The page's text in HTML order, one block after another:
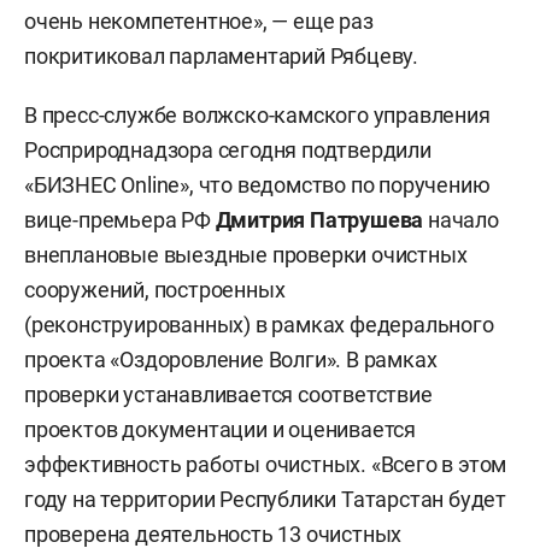
очень некомпетентное», — еще раз
покритиковал парламентарий Рябцеву.
В пресс-службе волжско-камского управления
Росприроднадзора сегодня подтвердили
«БИЗНЕС Online», что ведомство по поручению
вице-премьера РФДмитрия Патрушева начало
внеплановые выездные проверки очистных
сооружений, построенных
(реконструированных) в рамках федерального
проекта «Оздоровление Волги». В рамках
проверки устанавливается соответствие
проектов документации и оценивается
эффективность работы очистных. «Всего в этом
году на территории Республики Татарстан будет
проверена деятельность 13 очистных